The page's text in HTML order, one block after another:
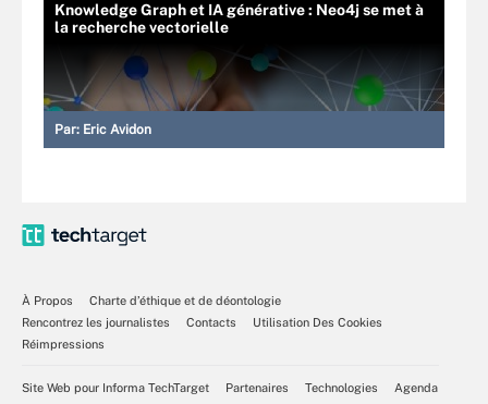
Knowledge Graph et IA générative : Neo4j se met à
la recherche vectorielle
Par: Eric Avidon
À Propos
Charte d’éthique et de déontologie
Rencontrez les journalistes
Contacts
Utilisation Des Cookies
Réimpressions
Site Web pour Informa TechTarget Partenaires Technologies
Agenda